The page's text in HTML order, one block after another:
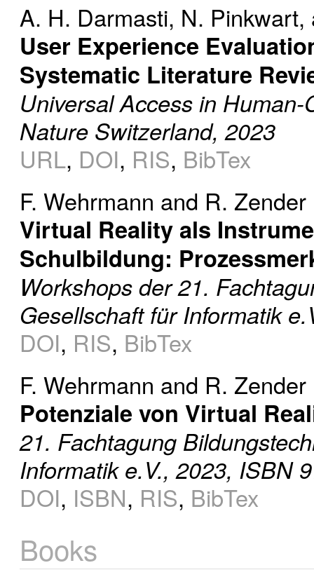
A. H. Darmasti, N. Pinkwart,
User Experience
Systematic Literature
Universal Access in
Nature Switzerland, 2023
URL, DOI, RIS, BibTex
F. Wehrmann and R. Zender
Virtual Reality als
Schulbildung:
Workshops der 21.
Gesellschaft für Informatik
DOI, RIS, BibTex
F. Wehrmann and R. Zender
Potenziale von Virtual
21. Fachtagung
Informatik e.V., 2023, ISBN
DOI, ISBN, RIS, BibTex
Books